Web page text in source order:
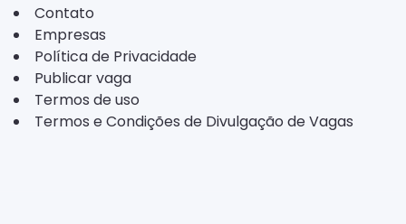
Contato
Empresas
Política de Privacidade
Publicar vaga
Termos de uso
Termos e Condições de Divulgação de Vagas